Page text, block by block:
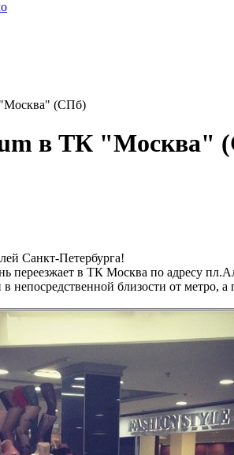
(СПб)
в ТК "Москва"
Санкт-Петербурга!
в ТК Москва по адресу
непосредственной близости от метро,